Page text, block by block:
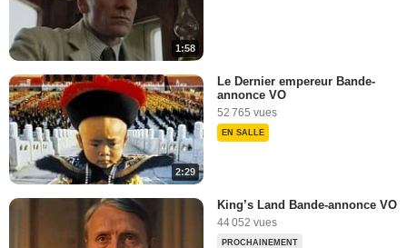
1:58
2:29
Le Dernier empereur Bande-
annonce VO
52 765 vues
EN SALLE
King’s Land Bande-annonce VO
44 052 vues
PROCHAINEMENT